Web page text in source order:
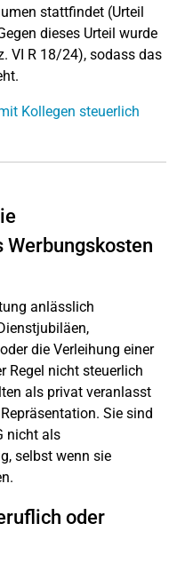
stattfindet (Urteil
dieses Urteil wurde
VI R 18/24), sodass das
Kollegen steuerlich
anlässlich
die Verleihung einer
Regel nicht steuerlich
als privat veranlasst
Sie sind
nicht als
selbst wenn sie
oder